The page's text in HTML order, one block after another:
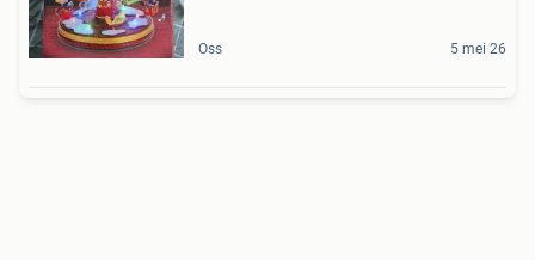
Oss 5 mei 26